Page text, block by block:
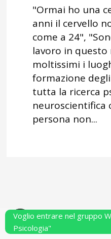
"Ormai ho una
anni il cervello
come a 24",
lavoro in
moltissimi i
formazione
tutta la ricerca
neuroscientifica
persona non...
Powered by
Voglio entrare nel gruppo
Psicologia"